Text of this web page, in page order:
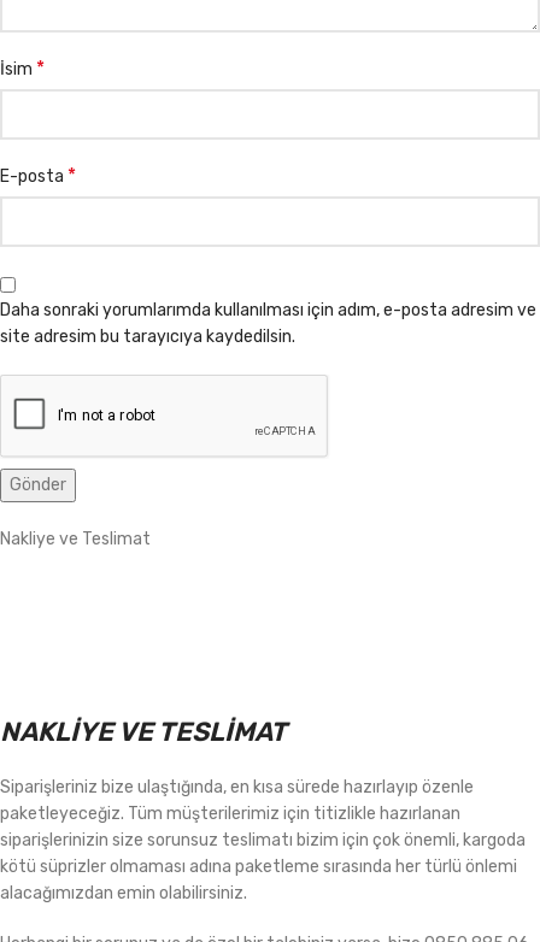
İsim *
E-posta *
Daha sonraki yorumlarımda kullanılması için adım, e-posta adresim ve
site adresim bu tarayıcıya kaydedilsin.
Nakliye ve Teslimat
NAKLİYE VE TESLİMAT
Siparişleriniz bize ulaştığında, en kısa sürede hazırlayıp özenle
paketleyeceğiz. Tüm müşterilerimiz için titizlikle hazırlanan
siparişlerinizin size sorunsuz teslimatı bizim için çok önemli, kargoda
kötü süprizler olmaması adına paketleme sırasında her türlü önlemi
alacağımızdan emin olabilirsiniz.